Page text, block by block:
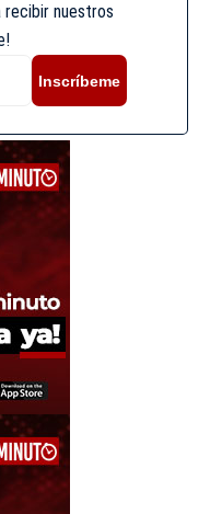
recibir nuestros
Inscríbeme